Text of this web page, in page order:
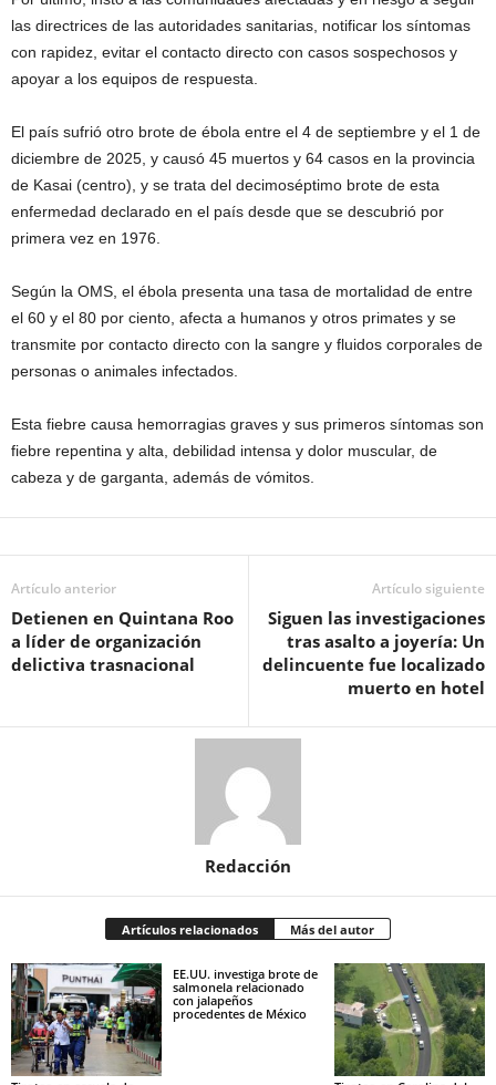
las directrices de las autoridades sanitarias, notificar los síntomas
con rapidez, evitar el contacto directo con casos sospechosos y
apoyar a los equipos de respuesta.
El país sufrió otro brote de ébola entre el 4 de septiembre y el 1 de
diciembre de 2025, y causó 45 muertos y 64 casos en la provincia
de Kasai (centro), y se trata del decimoséptimo brote de esta
enfermedad declarado en el país desde que se descubrió por
primera vez en 1976.
Según la OMS, el ébola presenta una tasa de mortalidad de entre
el 60 y el 80 por ciento, afecta a humanos y otros primates y se
transmite por contacto directo con la sangre y fluidos corporales de
personas o animales infectados.
Esta fiebre causa hemorragias graves y sus primeros síntomas son
fiebre repentina y alta, debilidad intensa y dolor muscular, de
cabeza y de garganta, además de vómitos.
Artículo anterior
Detienen en Quintana Roo
a líder de organización
delictiva trasnacional
Artículo siguiente
Siguen las investigaciones
tras asalto a joyería: Un
delincuente fue localizado
muerto en hotel
Redacción
Artículos relacionados Más del autor
EE.UU. investiga brote de
salmonela relacionado
con jalapeños
procedentes de México